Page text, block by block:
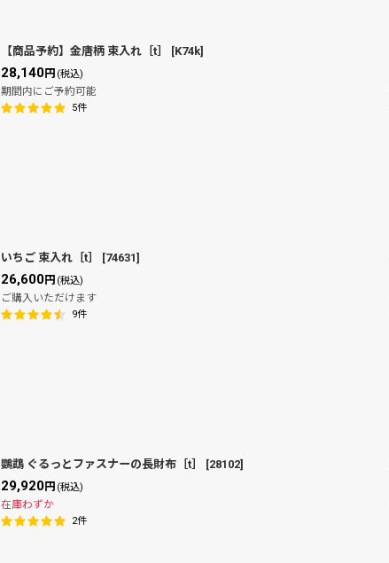
【商品予約】金唐柄 束入れ［t］ [K74k]
28,140円 (税込)
期間内にご予約可能
5件
いちご 束入れ［t］ [74631]
26,600円 (税込)
ご購入いただけます
9件
鸚鵡 ぐるっとファスナーの長財布［t］ [28102]
29,920円 (税込)
在庫わずか
2件